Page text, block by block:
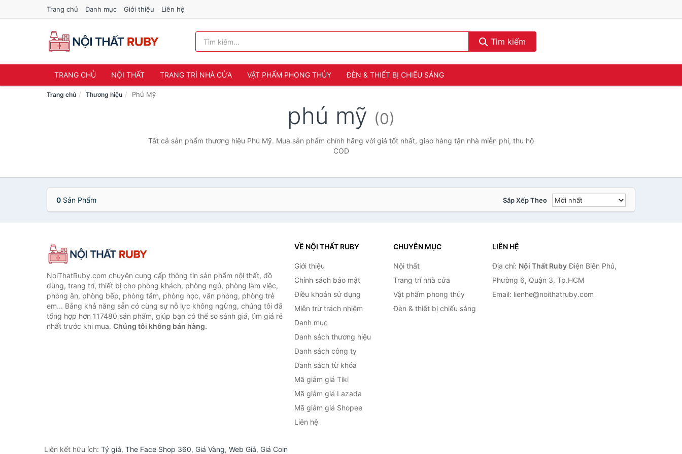
Trang chủ Danh mục Giới thiệu Liên hệ
Tìm kiếm
TRANG CHỦ NỘI THẤT TRANG TRÍ NHÀ CỬA VẬT PHẨM PHONG THỦY ĐÈN & THIẾT BỊ CHIẾU SÁNG
Trang chủ Thương hiệu Phú Mỹ
phú mỹ (0)
Tất cả sản phẩm thương hiệu Phú Mỹ. Mua sản phẩm chính hãng với giá tốt nhất, giao hàng tận nhà miễn phí, thu hộ
COD
0 Sản Phẩm Sắp Xếp Theo
NoiThatRuby.com chuyên cung cấp thông tin sản phẩm nội thất, đồ
dùng, trang trí, thiết bị cho phòng khách, phòng ngủ, phòng làm việc,
phòng ăn, phòng bếp, phòng tắm, phòng học, văn phòng, phòng trẻ
em... Bằng khả năng sẵn có cùng sự nỗ lực không ngừng, chúng tôi đã
tổng hợp hơn 117480 sản phẩm, giúp bạn có thể so sánh giá, tìm giá rẻ
nhất trước khi mua. Chúng tôi không bán hàng.
VỀ NỘI THẤT RUBY
Giới thiệu
Chính sách bảo mật
Điều khoản sử dụng
Miễn trừ trách nhiệm
Danh mục
Danh sách thương hiệu
Danh sách công ty
Danh sách từ khóa
Mã giảm giá Tiki
Mã giảm giá Lazada
Mã giảm giá Shopee
Liên hệ
CHUYÊN MỤC
Nội thất
Trang trí nhà cửa
Vật phẩm phong thủy
Đèn & thiết bị chiếu sáng
LIÊN HỆ
Địa chỉ: Nội Thất RubyĐiện Biên Phủ,
Phường 6, Quận 3, Tp.HCM
Email: lienhe@noithatruby.com
Liên kết hữu ích: Tỷ giá, The Face Shop 360, Giá Vàng, Web Giá, Giá Coin